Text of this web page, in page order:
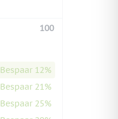
100
Bespaar 12%
Bespaar 21%
Bespaar 25%